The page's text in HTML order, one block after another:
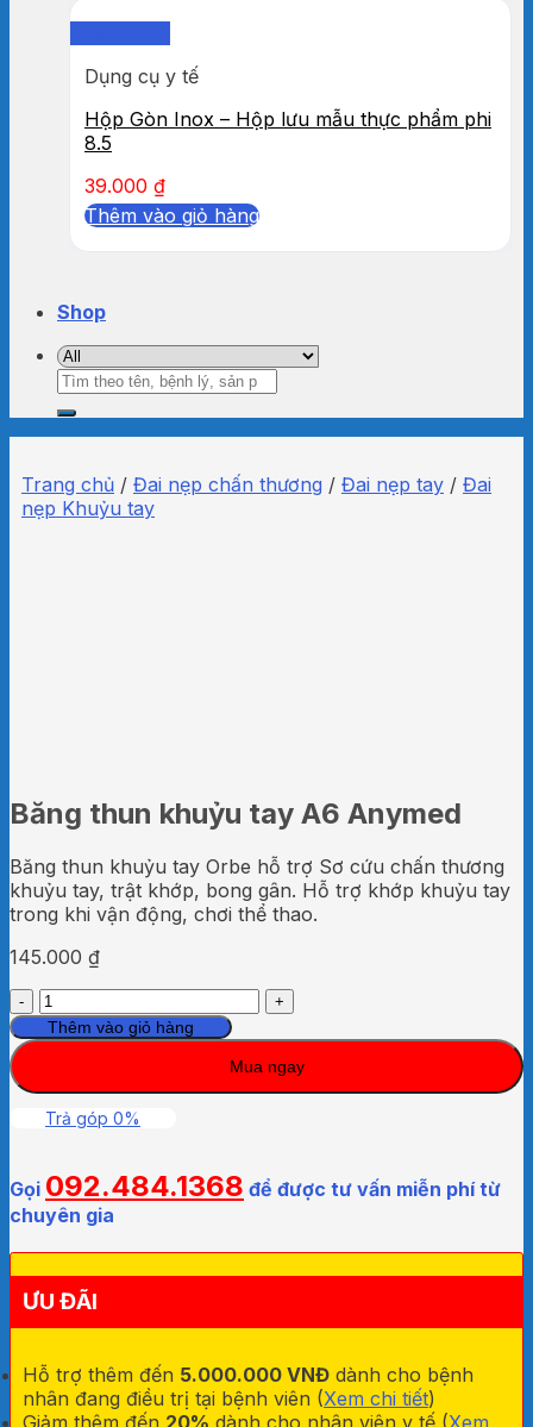
Dụng cụ y tế
Hộp Gòn Inox – Hộp lưu mẫu thực phẩm phi
8.5
39.000 ₫
Thêm vào giỏ hàng
Shop
Tìm
kiếm:
Trang chủ / Đai nẹp chấn thương / Đai nẹp tay / Đai
nẹp Khuỷu tay
Băng thun khuỷu tay A6 Anymed
Băng thun khuỷu tay Orbe hỗ trợ Sơ cứu chấn thương
khuỷu tay, trật khớp, bong gân. Hỗ trợ khớp khuỷu tay
trong khi vận động, chơi thể thao.
145.000 ₫
Băng
thun
khuỷu
A6
Anymed
Thêm vào giỏ hàng
Mua ngay
Trả góp 0%
Gọi 092.484.1368 để được tư vấn miễn phí từ
chuyên gia
ƯU ĐÃI
Hỗ trợ thêm đến 5.000.000 VNĐ dành cho bệnh
nhân đang điều trị tại bệnh viên (Xem chi tiết)
Giảm thêm đến 20% dành cho nhân viên y tế (Xem